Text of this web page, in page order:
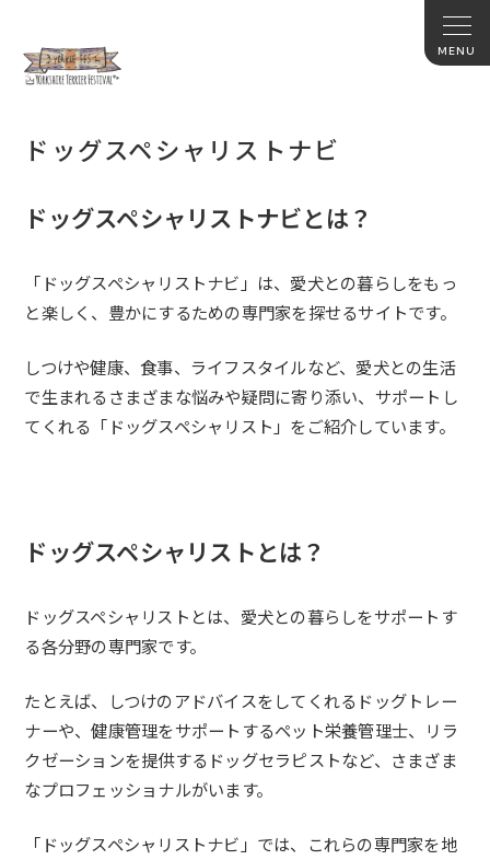
ドッグスペシャリストナビ
ドッグスペシャリストナビとは？
「ドッグスペシャリストナビ」は、愛犬との暮らしをもっ
と楽しく、豊かにするための専門家を探せるサイトです。
しつけや健康、食事、ライフスタイルなど、愛犬との生活
で生まれるさまざまな悩みや疑問に寄り添い、サポートし
てくれる「ドッグスペシャリスト」をご紹介しています。
ドッグスペシャリストとは？
ドッグスペシャリストとは、愛犬との暮らしをサポートす
る各分野の専門家です。
たとえば、しつけのアドバイスをしてくれるドッグトレー
ナーや、健康管理をサポートするペット栄養管理士、リラ
クゼーションを提供するドッグセラピストなど、さまざま
なプロフェッショナルがいます。
「ドッグスペシャリストナビ」では、これらの専門家を地